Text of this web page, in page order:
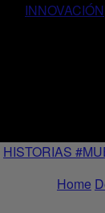
INNOVACIÓN
HISTORIAS
Home